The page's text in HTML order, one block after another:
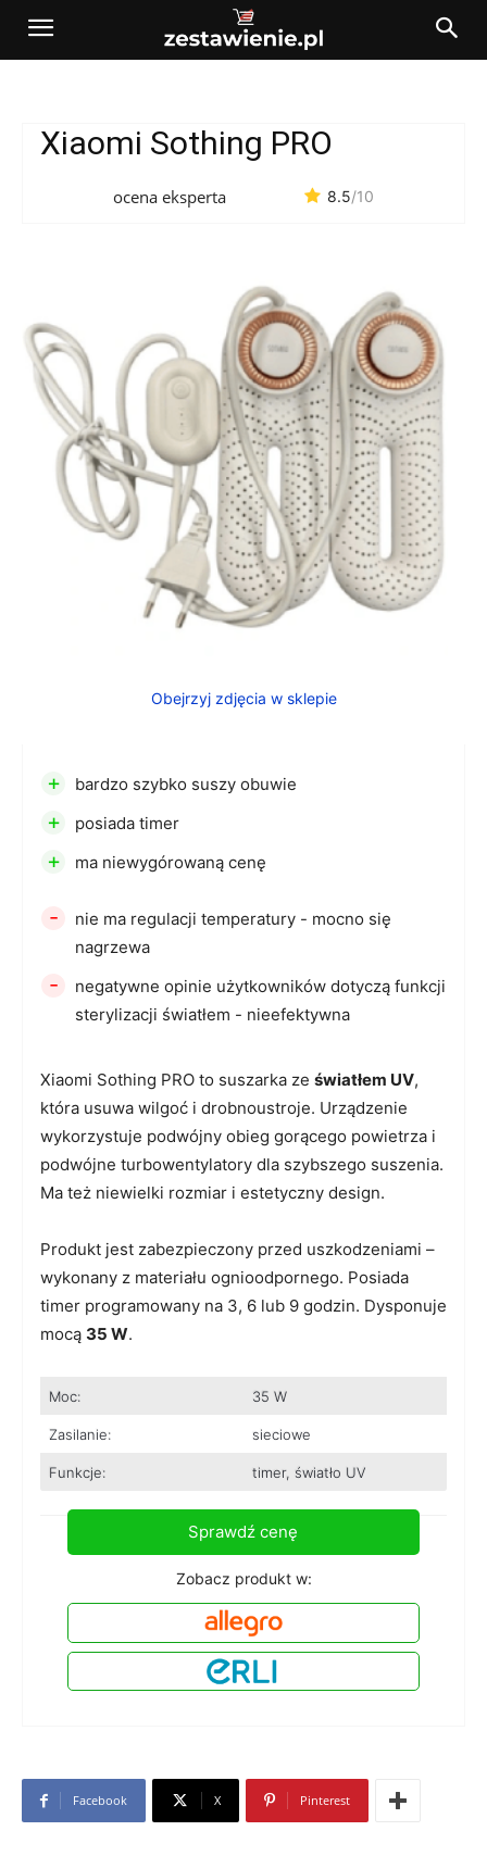
Xiaomi Sothing PRO
ocena eksperta 8.5/10
Obejrzyj zdjęcia w sklepie
Xiaomi Sothing PRO to suszarka ze światłem UV,
która usuwa wilgoć i drobnoustroje. Urządzenie
wykorzystuje podwójny obieg gorącego powietrza i
podwójne turbowentylatory dla szybszego suszenia.
Ma też niewielki rozmiar i estetyczny design.
Produkt jest zabezpieczony przed uszkodzeniami –
wykonany z materiału ognioodpornego. Posiada
timer programowany na 3, 6 lub 9 godzin. Dysponuje
mocą 35 W.
Moc: 35 W
Zasilanie: sieciowe
Funkcje: timer, światło UV
+ bardzo szybko suszy obuwie
+ posiada timer
+ ma niewygórowaną cenę
-
nie ma regulacji temperatury - mocno się
nagrzewa
-
negatywne opinie użytkowników dotyczą funkcji
sterylizacji światłem - nieefektywna
Sprawdź cenę
Zobacz produkt w:
Facebook X Pinterest